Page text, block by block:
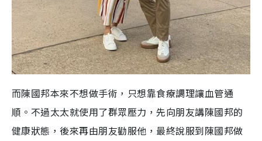
而陳國邦本來不想做手術，只想靠食療調理讓血管通
順。不過太太就使用了群眾壓力，先向朋友講陳國邦的
健康狀態，後來再由朋友勸服他，最終說服到陳國邦做